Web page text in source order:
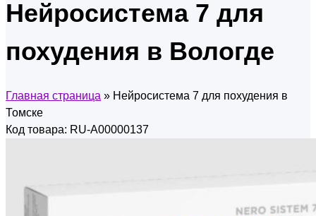
Нейросистема 7 для
похудения в Вологде
Главная страница » Нейросистема 7 для похудения в
Томске
Код товара: RU-A00000137